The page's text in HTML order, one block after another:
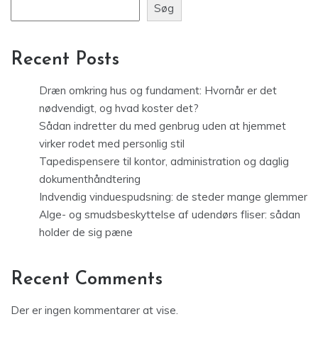
Søg
Recent Posts
Dræn omkring hus og fundament: Hvornår er det
nødvendigt, og hvad koster det?
Sådan indretter du med genbrug uden at hjemmet
virker rodet med personlig stil
Tapedispensere til kontor, administration og daglig
dokumenthåndtering
Indvendig vinduespudsning: de steder mange glemmer
Alge- og smudsbeskyttelse af udendørs fliser: sådan
holder de sig pæne
Recent Comments
Der er ingen kommentarer at vise.